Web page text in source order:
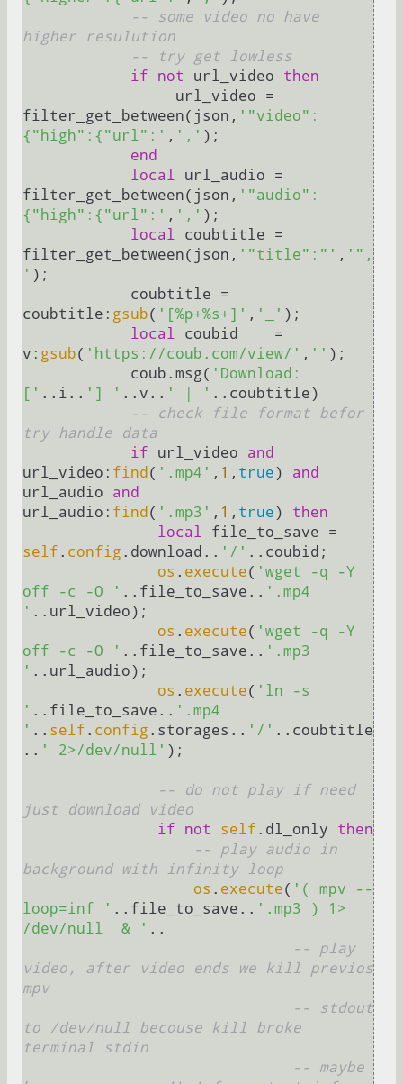
-- some video no have
higher resulution
-- try get lowless
if
not url_video then
filter_get_between(json, '"video":
{"high":{"url":' , ',' );
end
local url_audio =
filter_get_between(json, '"audio":
{"high":{"url":' , ',' );
local coubtitle =
filter_get_between(json, '"title":"' , '",
' );
coubtitle: gsub( '[%p+%s+]' , '_' );
local coubid    =
v: gsub( 'https://coub.com/view/' , '' );
            coub.msg(
'Download:
[' ..i.. '] ' ..v.. ' | ' ..coubtitle)
-- check file format befor
try handle data
if url_video and
url_video: find ( '.mp4' , 1 , true) and
url_audio and
url_audio: find ( '.mp3' , 1 , true) then
local
self . config .download.. '/' ..coubid;
os . execute( 'wget -q -Y
off -c -O ' ..file_to_save.. '.mp4
' ..url_video);
os . execute( 'wget -q -Y
off -c -O ' ..file_to_save.. '.mp3
' ..url_audio);
os . execute( 'ln -s
' ..file_to_save.. '.mp4
' .. self . config .storages.. '/' ..coubtitle
.. ' 2>/dev/null' );
-- do not play if need
just download video
if
not self .dl_only then
-- play audio in
background with infinity loop
os . execute( '( mpv --
loop=inf ' ..file_to_save.. '.mp3 ) 1>
/dev/null  & ' ..
-- play
video, after video ends we kill previos
mpv
-- stdout
to /dev/null becouse kill broke
terminal stdin
-- maybe